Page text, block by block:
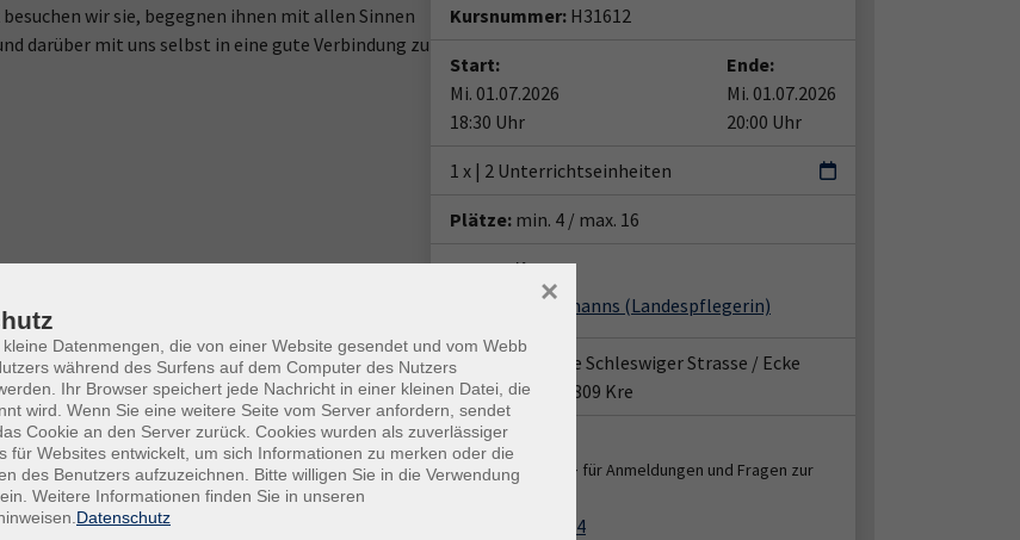
wir sie, begegnen ihnen mit allen Sinnen
darüber mit uns selbst in eine gute Verbindung zu
Kursnummer: H31612
Start:
Mi. 01.07.2026
18:30 Uhr
Ende:
Mi. 01.07.2026
20:00 Uhr
1 x | 2 Unterrichtseinheiten
Plätze: min. 4 / max. 16
Dozent*in:
Gabriele Heckmanns (Landespflegerin)
Treffpunkt: Ecke Schleswiger Strasse / Ecke
Saarstrasse, 47809 Kre
Kontakt:
Kundenservice - für Anmeldungen und Fragen zur
+492151 86-2664
Datenmengen, die von einer Website gesendet und vom Webb
während des Surfens auf dem Computer des Nutzers
Ihr Browser speichert jede Nachricht in einer kleinen Datei, die
wird. Wenn Sie eine weitere Seite vom Server anfordern, sendet
Cookie an den Server zurück. Cookies wurden als zuverlässiger
für Websites entwickelt, um sich Informationen zu merken oder die
des Benutzers aufzuzeichnen. Bitte willigen Sie in die Verwendung
Weitere Informationen finden Sie in unseren
Datenschutz
×